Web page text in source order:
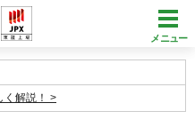
メニュー
解説！